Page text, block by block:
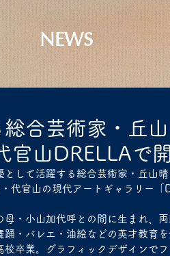
NEWS
合芸術家・丘
官山DRELLAで
して活躍する総合芸術家・丘山
代官山の現代アートギャラリー「
・小山加代呼との間に生まれ、
・バレエ・油絵などの英才教育
卒業。グラフィックデザインで